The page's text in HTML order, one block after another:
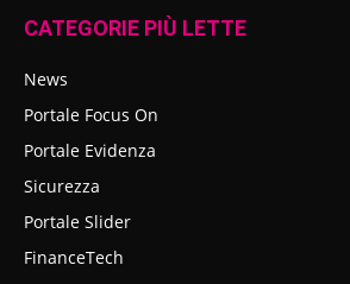
CATEGORIE PIÙ LETTE
News
Portale Focus On
Portale Evidenza
Sicurezza
Portale Slider
FinanceTech